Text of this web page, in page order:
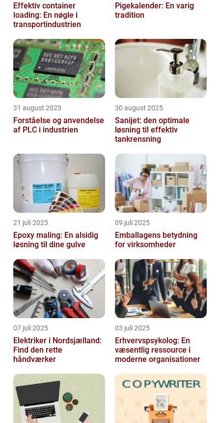
Effektiv container
loading: En nøgle i
transportindustrien
Pigekalender: En varig
tradition
31 august 2025
Forståelse og anvendelse
af PLC i industrien
30 august 2025
Sanijet: den optimale
løsning til effektiv
tankrensning
21 juli 2025
Epoxy maling: En alsidig
løsning til dine gulve
09 juli 2025
Emballagens betydning
for virksomheder
07 juli 2025
Elektriker i Nordsjælland:
Find den rette
håndværker
03 juli 2025
Erhvervspsykolog: En
væsentlig ressource i
moderne organisationer